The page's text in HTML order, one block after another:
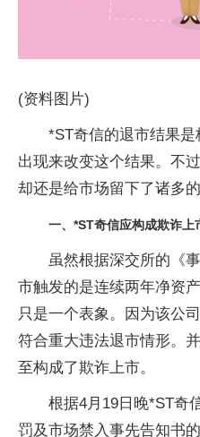
(资料图片)
*ST奇信的退市结果
出现来改变这个结果。不
却还是给市场留下了诸多
一、*ST奇信应构成欺诈上
虽然根据深交所的《
市触发的是连续两年净资
只是一个表象。因为该公
符合重大违法退市情形。
至构成了欺诈上市。
根据4月19日晚*ST奇
罚及市场禁入事先告知书